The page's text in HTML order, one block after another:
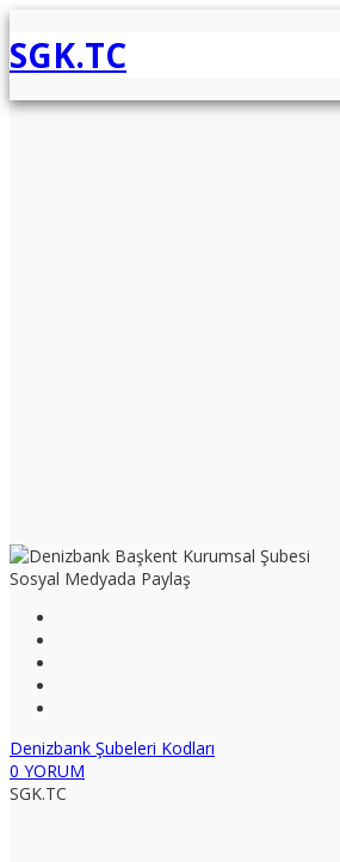
SGK.TC
Sosyal Medyada Paylaş
Denizbank Şubeleri Kodları
0 YORUM
SGK.TC